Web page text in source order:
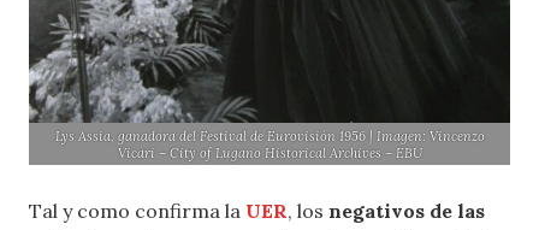
Lys Assia, ganadora del Festival de Eurovisión 1956 | Imagen: Vincenzo
Vicari – City of Lugano Historical Archives – EBU
Tal y como confirma la UER, los negativos de las